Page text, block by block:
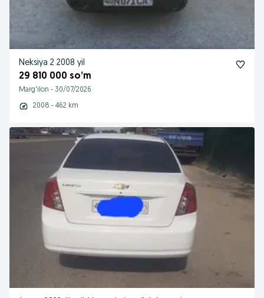
Neksiya 2 2008 yil
29 810 000 so’m
Marg'ilon - 30/07/2026
2008 - 462 km